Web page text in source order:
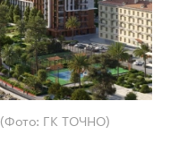
(Фото: ГК ТОЧНО)